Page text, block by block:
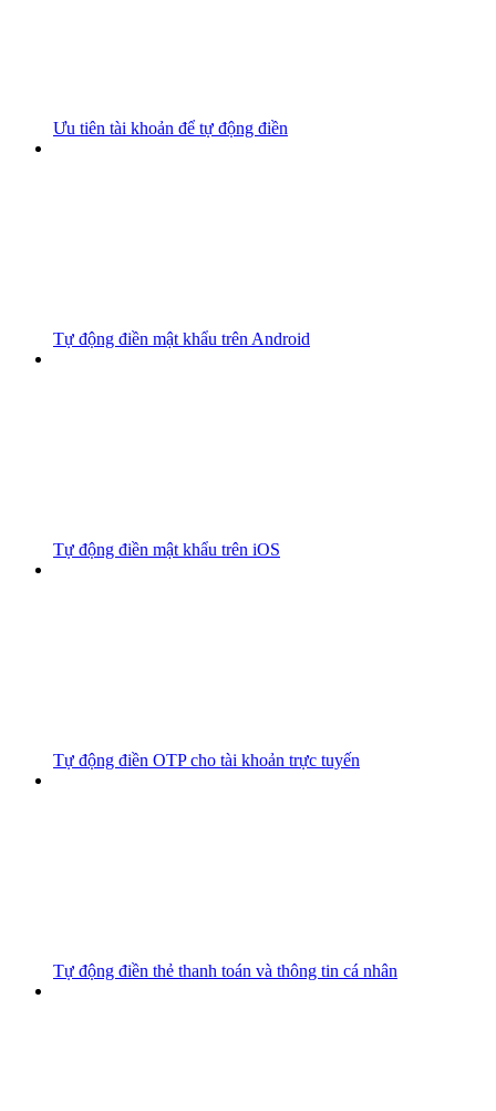
Ưu tiên tài khoản để tự động điền
Tự động điền mật khẩu trên Android
Tự động điền mật khẩu trên iOS
Tự động điền OTP cho tài khoản trực tuyến
Tự động điền thẻ thanh toán và thông tin cá nhân